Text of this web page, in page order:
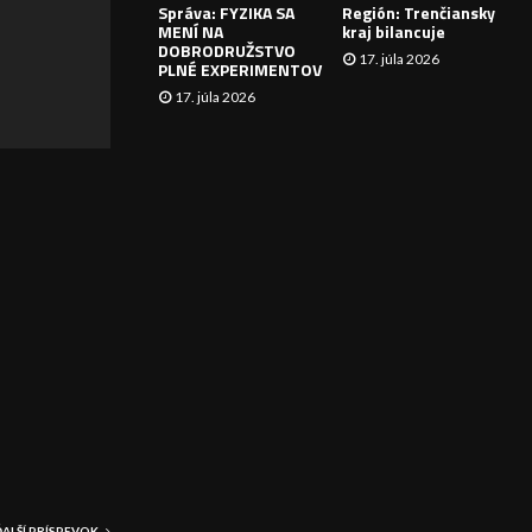
I
Správa: FYZIKA SA
MENÍ NA
DOBRODRUŽSTVO
PLNÉ EXPERIMENTOV
17. júla 2026
Región: Trenčiansky
kraj bilancuje
17. júla 2026